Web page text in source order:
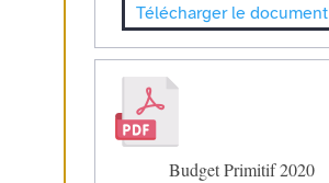
Télécharger le document
Budget Primitif 2020